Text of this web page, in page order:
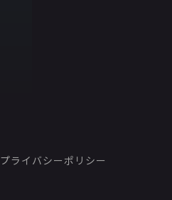
プライバシーポリシー